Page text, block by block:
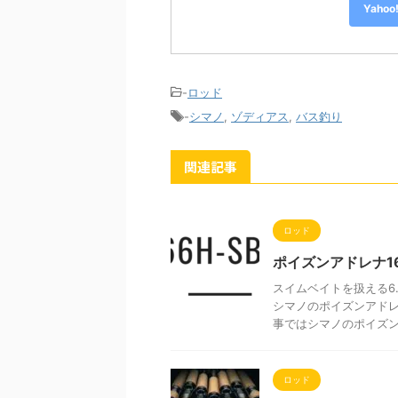
-ロッド
-シマノ ゾディアス バス釣り
関連記事
ロッド
ポイズンアドレナ
スイムベイトを扱える
シマノのポイズンアド
事ではシマノのポイズ
ロッド